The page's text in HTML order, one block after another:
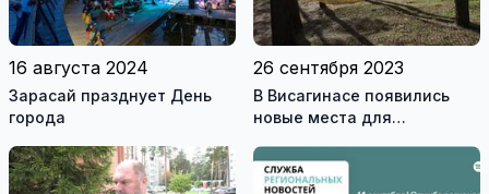
16 августа 2024
Зарасай празднует День
города
26 сентября 2023
В Висагинасе появились
новые места для
взрослых (видео)